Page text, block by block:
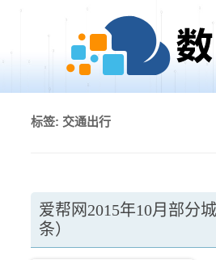
标签: 交通出行
爱帮网2015年10月部分
条）